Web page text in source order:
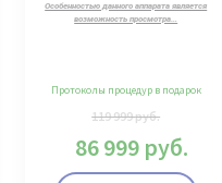
Особенностью данного аппарата является
возможность просмотра…
Протоколы процедур в подарок
119 999руб.
86 999 руб.